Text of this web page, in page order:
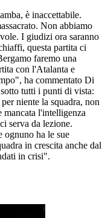
è inaccettabile.
Non abbiamo
I giudizi ora saranno
questa partita ci
faremo una
con l'Atalanta e
ha commentato Di
tutti i punti di vista:
niente la squadra, non
mancata l'intelligenza
serva da lezione.
ognuno ha le sue
in crescita anche dal
in crisi".